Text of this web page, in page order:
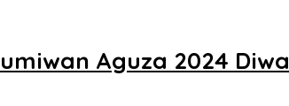
Aguza 2024